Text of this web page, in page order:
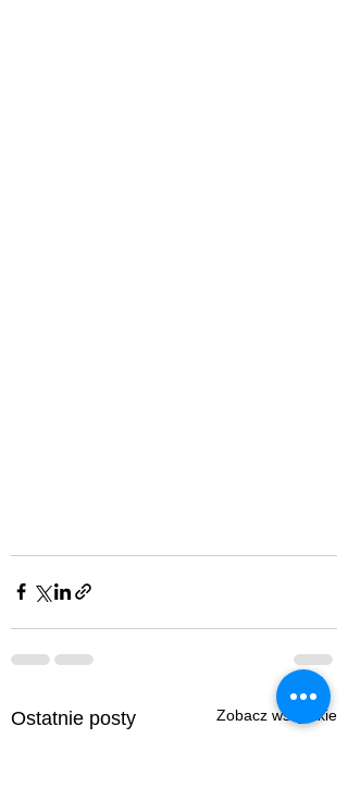
Ostatnie posty Zobacz wszystkie